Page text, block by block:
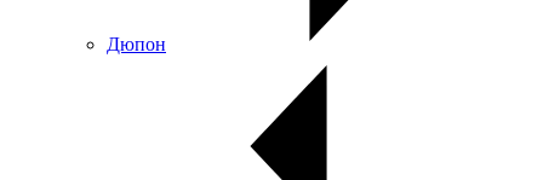
Дюпон